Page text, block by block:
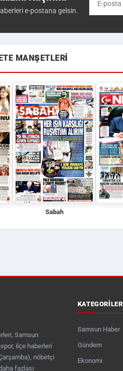
e-postana gelsin.
MANŞETLERI
Sabah
Samsun
ilçe haberleri
nöbetçi
fazlası
KATEGORILER
Samsun Haber
Gündem
Ekonomi